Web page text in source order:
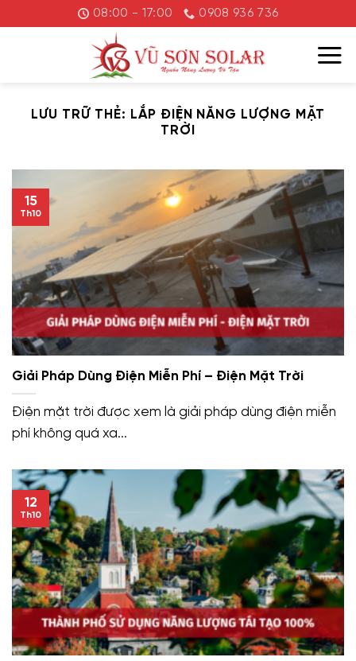
đến
08:00 - 17:00 0908 936 736
LƯU TRỮ THẺ: LẮP ĐIỆN NĂNG LƯỢNG MẶT
TRỜI
Giải Pháp Dùng Điện Miễn Phí – Điện Mặt Trời
Điện mặt trời được xem là giải pháp dùng điện miễn
phí không quá xa...
15
Th10
12
Th10